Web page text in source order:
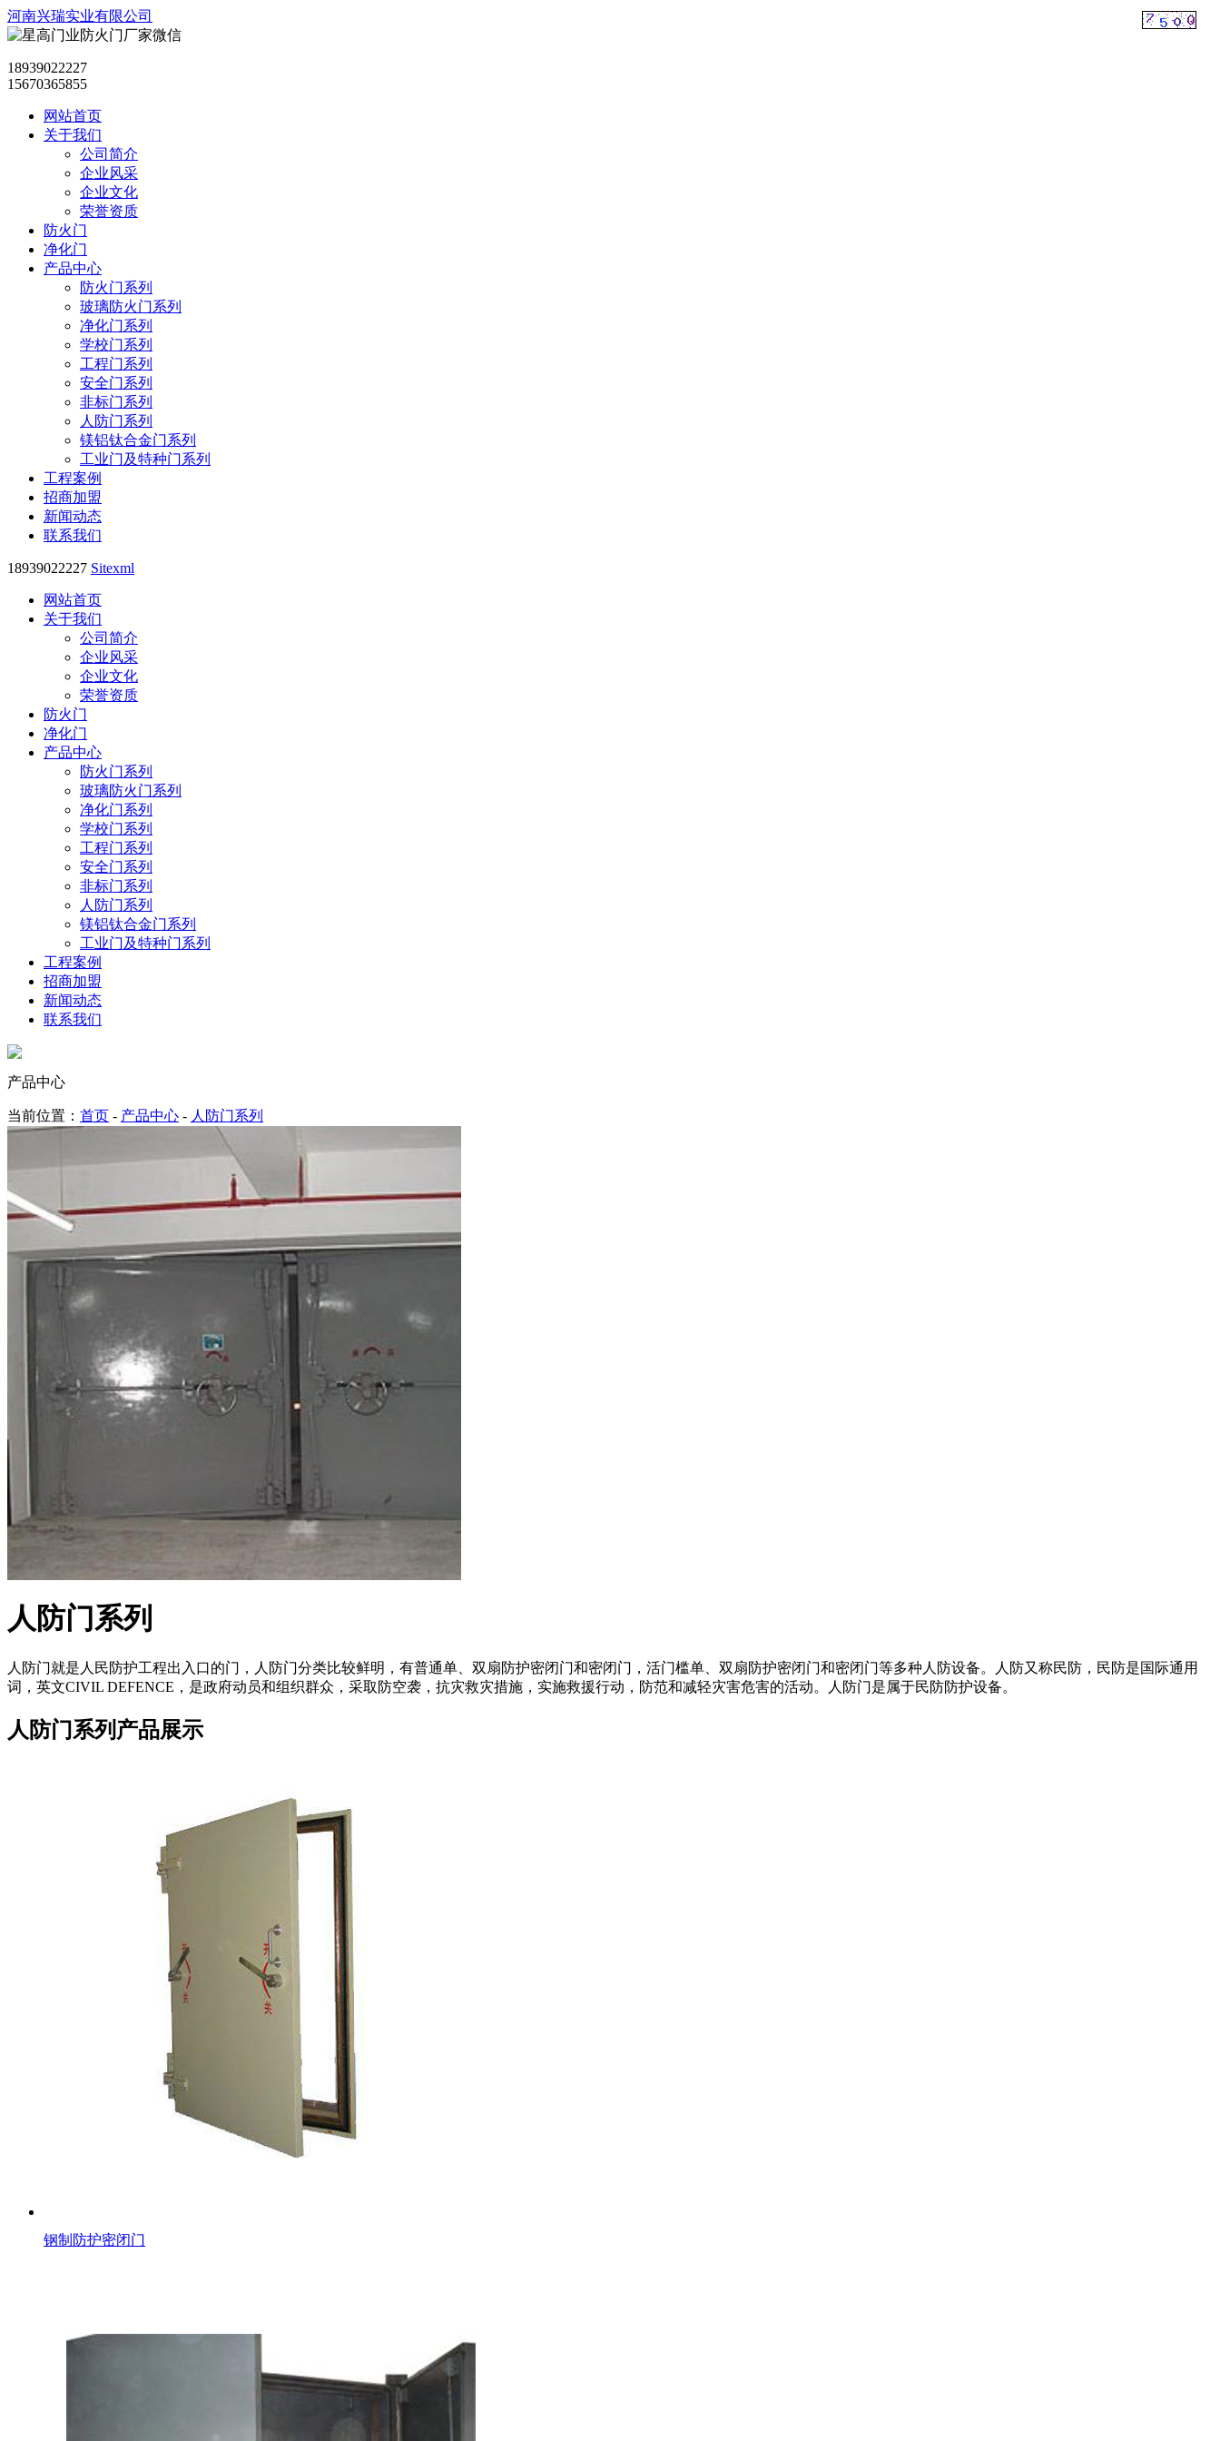
河南兴瑞实业有限公司
18939022227
15670365855
网站首页
关于我们
公司简介
企业风采
企业文化
荣誉资质
防火门
净化门
产品中心
防火门系列
玻璃防火门系列
净化门系列
学校门系列
工程门系列
安全门系列
非标门系列
人防门系列
镁铝钛合金门系列
工业门及特种门系列
工程案例
招商加盟
新闻动态
联系我们
18939022227 Sitexml
网站首页
关于我们
公司简介
企业风采
企业文化
荣誉资质
防火门
净化门
产品中心
防火门系列
玻璃防火门系列
净化门系列
学校门系列
工程门系列
安全门系列
非标门系列
人防门系列
镁铝钛合金门系列
工业门及特种门系列
工程案例
招商加盟
新闻动态
联系我们
产品中心
当前位置： 首页 - 产品中心 - 人防门系列
人防门系列
人防门就是人民防护工程出入口的门，人防门分类比较鲜明，有普通单、双扇防护密闭门和密闭门，活门槛单、双扇防护密闭门和密闭门等多种人防设备。人防又称民防，民防是国际通用
词，英文CIVIL DEFENCE，是政府动员和组织群众，采取防空袭，抗灾救灾措施，实施救援行动，防范和减轻灾害危害的活动。人防门是属于民防防护设备。
人防门系列产品展示
钢制防护密闭门